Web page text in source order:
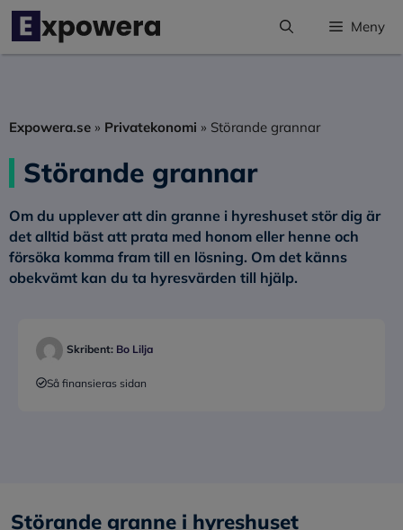
Hoppa
innehåll
Meny
Expowera.se » Privatekonomi » Störande grannar
Störande grannar
Om du upplever att din granne i hyreshuset stör dig är
det alltid bäst att prata med honom eller henne och
försöka komma fram till en lösning. Om det känns
obekvämt kan du ta hyresvärden till hjälp.
Skribent: Bo Lilja
Så finansieras sidan
Störande granne i hyreshuset